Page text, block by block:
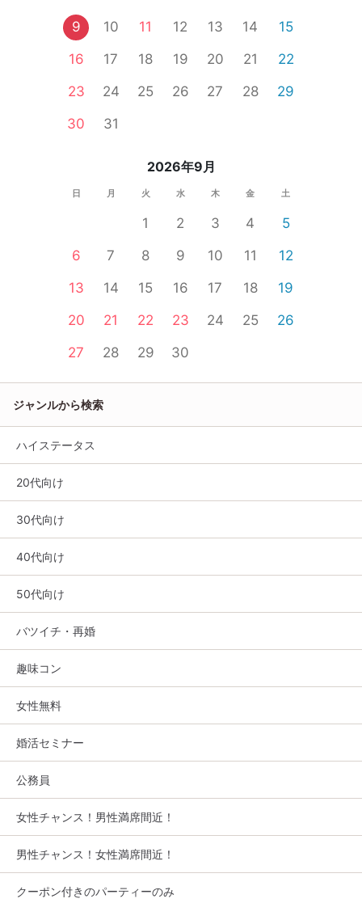
9
10 11 12 13 14
15
16
17 18 19 20 21
22
23
24 25 26 27 28
29
30
31
2026年9月
日 月 火 水 木 金 土
1 2 3 4
5
6
7 8 9 10 11
12
13
14 15 16 17 18
19
20
21 22 23 24 25
26
27
28 29 30
ジャンルから検索
ハイステータス
20代向け
30代向け
40代向け
50代向け
バツイチ・再婚
趣味コン
女性無料
婚活セミナー
公務員
女性チャンス！男性満席間近！
男性チャンス！女性満席間近！
クーポン付きのパーティーのみ